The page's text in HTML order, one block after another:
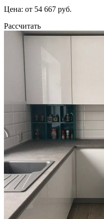
Цена: от 54 667 руб.
Рассчитать